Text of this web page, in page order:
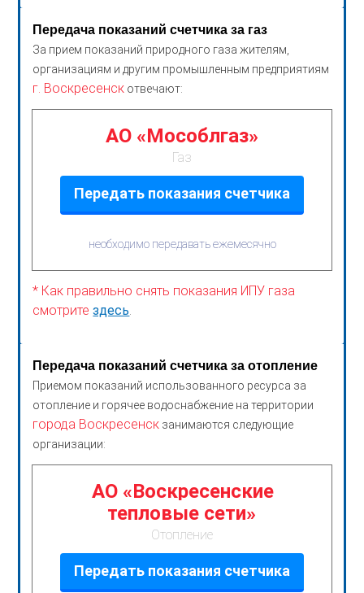
Передача показаний счетчика за газ
За прием показаний природного газа жителям,
организациям и другим промышленным предприятиям
г. Воскресенск отвечают:
АО «Мособлгаз»
Газ
Передать показания счетчика
необходимо передавать ежемесячно
* Как правильно снять показания ИПУ газа
смотритездесь
Передача показаний счетчика за отопление
Приемом показаний использованного ресурса за
отопление и горячее водоснабжение на территории
города Воскресенск занимаются следующие
организации:
АО «Воскресенские
тепловые сети»
Отопление
Передать показания счетчика